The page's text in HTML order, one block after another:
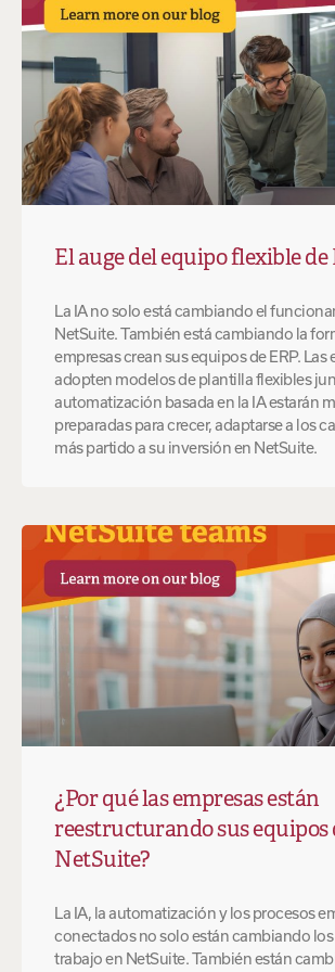
El auge del equipo flexible
La IA no solo está cambiando el
NetSuite. También está cambiando la
empresas crean sus equipos de ERP. Las
adopten modelos de plantilla flexibles
automatización basada en la IA estarán
preparadas para crecer, adaptarse a los
más partido a su inversión en NetSuite.
¿Por qué las empresas están
reestructurando sus equipos
NetSuite?
La IA, la automatización y los procesos
conectados no solo están cambiando
trabajo en NetSuite. También están